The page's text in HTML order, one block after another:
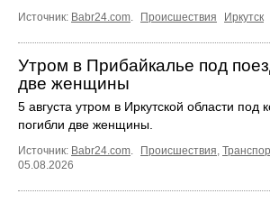
Источник: Babr24.com. Происшествия Иркутск
Утром в Прибайкалье под
две женщины
5 августа утром в Иркутской области под
погибли две женщины.
Источник: Babr24.com. Происшествия,
05.08.2026